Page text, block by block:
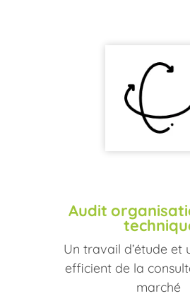
Audit
Un travail d’étude et
efficient de la
marché